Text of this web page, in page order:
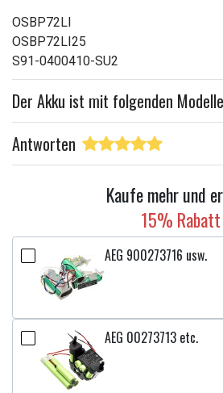
OSBP72LI
OSBP72LI25
S91-0400410-SU2
Der Akku ist mit folgenden
Antworten
Kaufe mehr und
15% Rabatt
AEG 900273716 usw.
AEG 00273713 etc.